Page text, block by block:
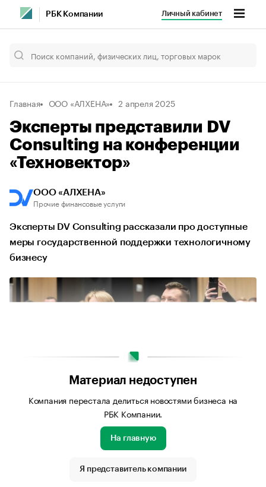
РБК Компании Личный кабинет
Главная ООО «АЛХЕНА» 2 апреля 2025
Эксперты представили DV
Consulting на конференции
«Техновектор»
ООО «АЛХЕНА»
Прочие финансовые услуги
Эксперты DV Consulting рассказали про доступные
меры государственной поддержки технологичному
бизнесу
Источник изображения: Евгений Баранов
Материал недоступен
Компания перестала делиться новостями бизнеса на
РБК Компании.
На главную
Я представитель компании